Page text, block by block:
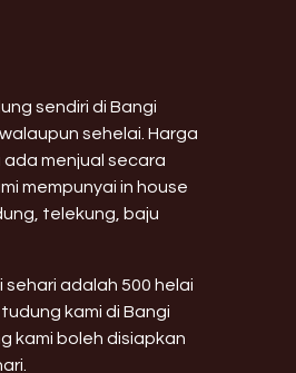
sendiri di Bangi
sehelai. Harga
menjual secara
mempunyai in house
telekung, baju
adalah 500 helai
kami di Bangi
kami boleh disiapkan